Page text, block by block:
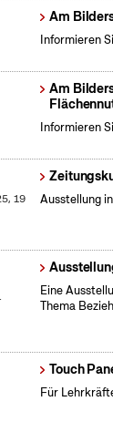
Am
Informieren
Am
Informieren
19
Ausstellung
Eine
Thema
Touch
Für